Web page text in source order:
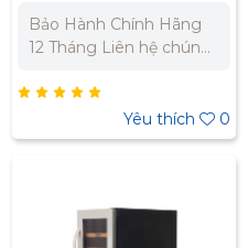
Bảo Hành Chính Hãng
12 Tháng Liên hệ chúng
nhất cho dự án. Miền
Bắc : 0989 310 979 -
0973 106 269 Miền Nam:
Yêu thích 0